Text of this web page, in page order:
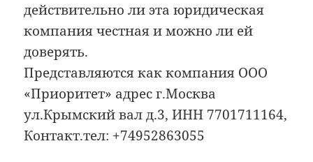
действительно ли эта юридическая
компания честная и можно ли ей
доверять.
Представляются как компания ООО
«Приоритет» адрес г.Москва
ул.Крымский вал д.3, ИНН 7701711164,
Контакт.тел: +74952863055